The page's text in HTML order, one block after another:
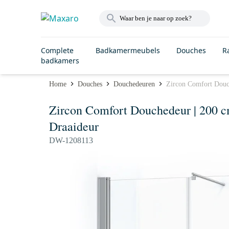
Complete
badkamers
Badkamermeubels Douches
Home Douches Douchedeuren Zircon Comfort
Zircon Comfort Douchedeur | 200
Draaideur
DW-1208113